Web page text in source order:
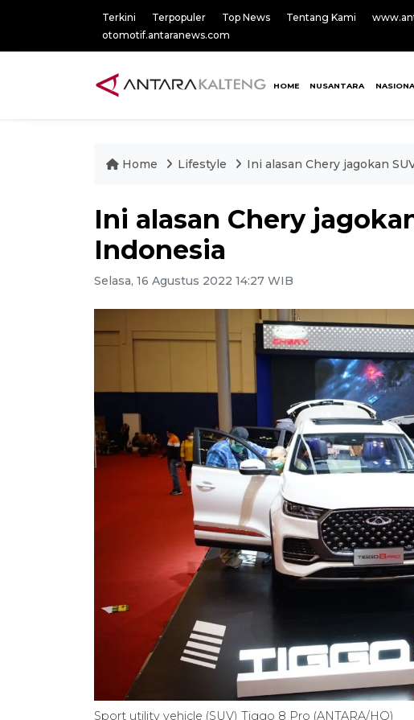
Terkini Terpopuler Top News Tentang Kami
otomotif.antaranews.com
HOME NUSANTARA
Home Lifestyle Ini alasan Chery jagokan
Ini alasan Chery
Indonesia
Selasa, 16 Agustus 2022 14:27 WIB
Sport utility vehicle (SUV) Tiggo 8 Pro (ANTARA/HO)